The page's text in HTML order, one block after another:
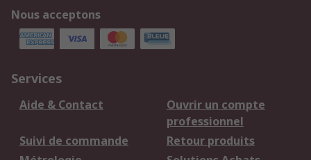
Nous acceptons
Services
Aide & Contact
Ouvrir un compte
professionnel
Suivi de commande
Retour produits